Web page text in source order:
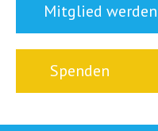
Mitglied werden
Spenden